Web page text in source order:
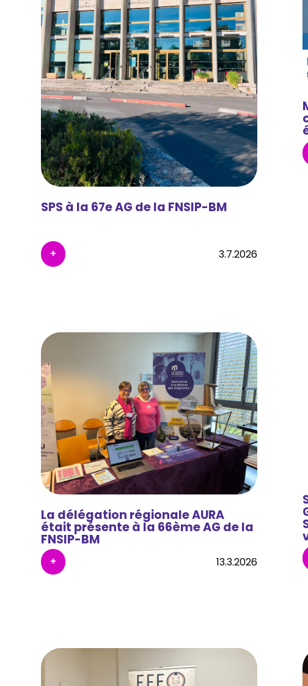
SPS à la 67e AG de la FNSIP-BM
+ 3.7.2026
La délégation régionale AURA
était présente à la 66ème AG de la
FNSIP-BM
+ 13.3.2026